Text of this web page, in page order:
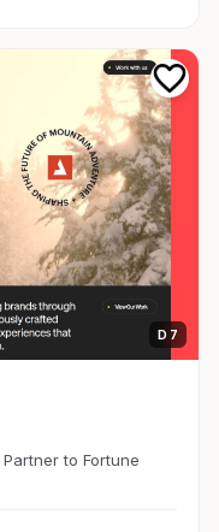
D 7
to Fortune